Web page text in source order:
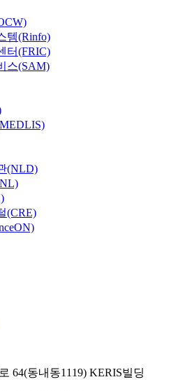
템(Rinfo)
터(FRIC)
스(SAM)
(NLD)
(CRE)
64(동내동1119) KERIS빌딩